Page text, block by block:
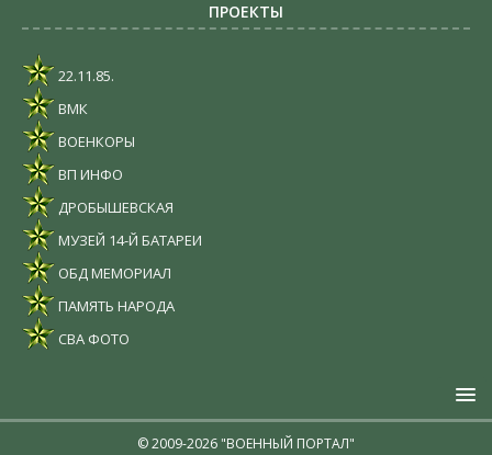
ПРОЕКТЫ
22.11.85.
ВМК
ВОЕНКОРЫ
ВП ИНФО
ДРОБЫШЕВСКАЯ
МУЗЕЙ 14-Й БАТАРЕИ
ОБД МЕМОРИАЛ
ПАМЯТЬ НАРОДА
СВА ФОТО
© 2009-2026 "ВОЕННЫЙ ПОРТАЛ"